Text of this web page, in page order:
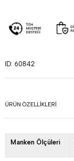
ID: 60842
ÜRÜN ÖZELLIKLERI
Manken Ölçüleri